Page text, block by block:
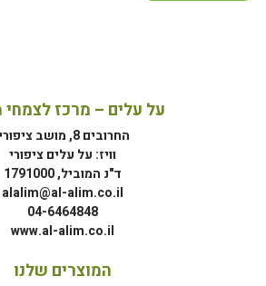
על עלים – מרכז
החרובים 8, מושב ציפורי
וויז: על עלים ציפורי
ד"נ המוביל, 1791000
alalim@al-alim.co.il
04-6464848
www.al-alim.co.il
המוצרים שלנו